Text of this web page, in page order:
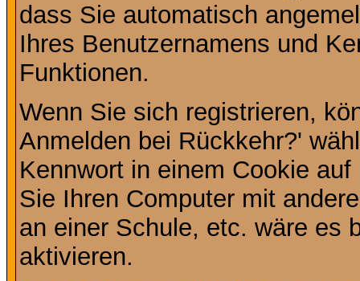
dass Sie automatisch
Ihres Benutzernamens und
Funktionen.
Wenn Sie sich registrieren,
Anmelden bei Rückkehr?'
Kennwort in einem Cookie
Sie Ihren Computer mit
an einer Schule, etc. wäre es
aktivieren.